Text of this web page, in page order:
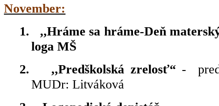
November:
1.
,,Hráme sa hráme-Deň
loga MŠ
2.
,,Predškolská zrelosť“-
MUDr: Litváková